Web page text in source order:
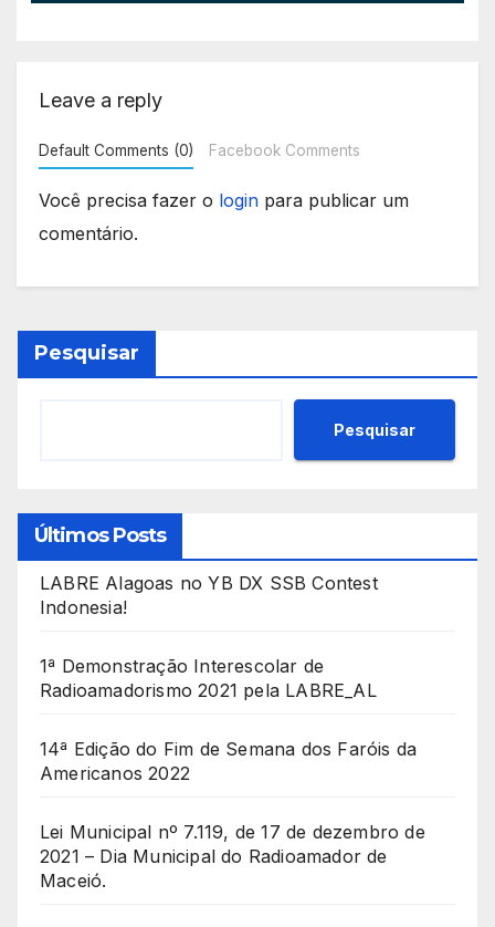
Leave a reply
Default Comments (0) Facebook Comments
Você precisa fazer o login para publicar um
comentário.
Pesquisar
Pesquisar
Últimos Posts
LABRE Alagoas no YB DX SSB Contest
Indonesia!
1ª Demonstração Interescolar de
Radioamadorismo 2021 pela LABRE_AL
14ª Edição do Fim de Semana dos Faróis da
Americanos 2022
Lei Municipal nº 7.119, de 17 de dezembro de
2021 – Dia Municipal do Radioamador de
Maceió.